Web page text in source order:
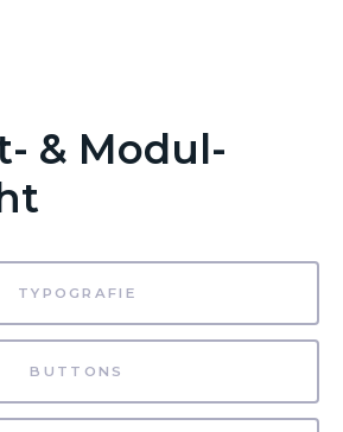
& Modul-
TYPOGRAFIE
BUTTONS